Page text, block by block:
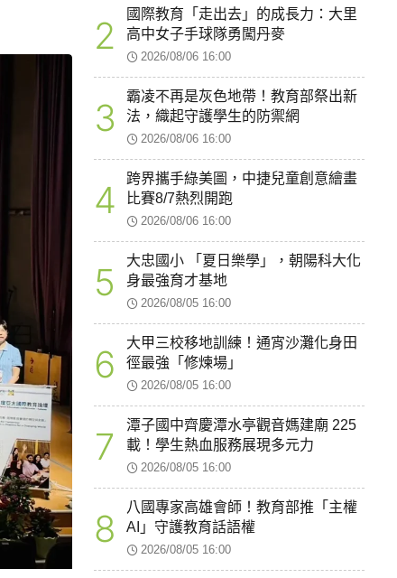
2
國際教育「走出去」的成長力：大里
高中女子手球隊勇闖丹麥
2026/08/06 16:00
3
霸凌不再是灰色地帶！教育部祭出新
法，織起守護學生的防禦網
2026/08/06 16:00
4
跨界攜手綠美圖，中捷兒童創意繪畫
比賽8/7熱烈開跑
2026/08/06 16:00
5
大忠國小 「夏日樂學」，朝陽科大化
身最強育才基地
2026/08/05 16:00
6
大甲三校移地訓練！通宵沙灘化身田
徑最強「修煉場」
2026/08/05 16:00
7
潭子國中齊慶潭水亭觀音媽建廟 225
載！學生熱血服務展現多元力
2026/08/05 16:00
8
八國專家高雄會師！教育部推「主權
AI」守護教育話語權
2026/08/05 16:00